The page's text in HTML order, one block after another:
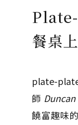
餐桌
plate-
師
饒富趣味